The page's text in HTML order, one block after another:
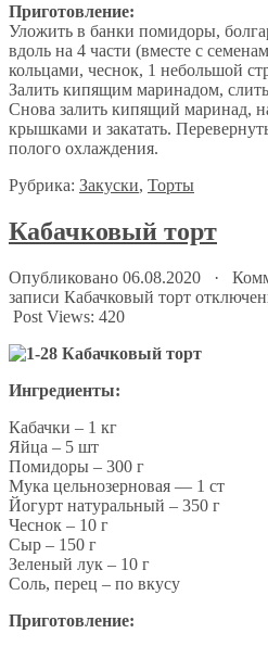
Приготовление:
Уложить в банки помидоры,
вдоль на 4 части (вместе с
кольцами, чеснок, 1 небольшой
Залить кипящим маринадом,
Снова залить кипящий маринад,
крышками и закатать.
полого охлаждения.
Рубрика: Закуски, Торты
Кабачковый торт
Опубликовано 06.08.2020 ·
записи Кабачковый торт
Post Views: 420
Ингредиенты:
Кабачки – 1 кг
Яйца – 5 шт
Помидоры – 300 г
Мука цельнозерновая — 1 ст
Йогурт натуральный – 350 г
Чеснок – 10 г
Сыр – 150 г
Зеленый лук – 10 г
Соль, перец – по вкусу
Приготовление: